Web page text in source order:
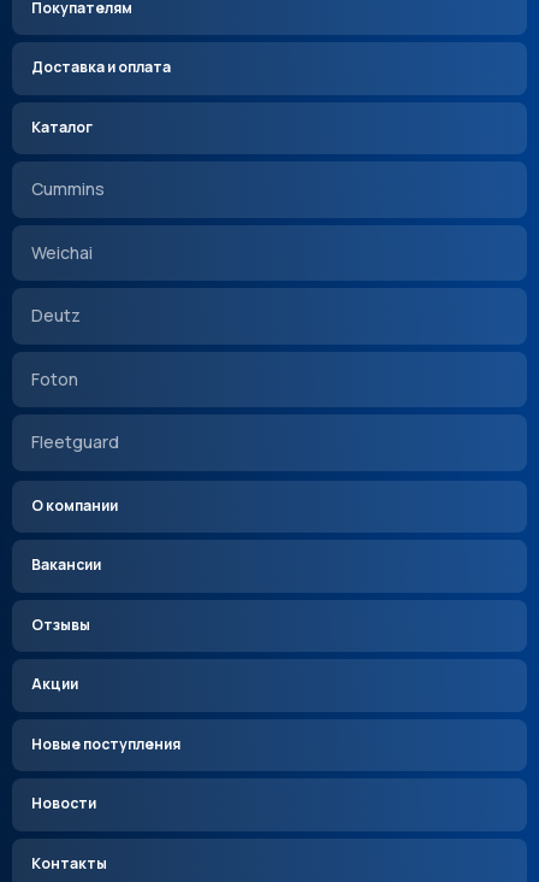
Покупателям
Доставка и оплата
Каталог
Cummins
Weichai
Deutz
Foton
Fleetguard
О компании
Вакансии
Отзывы
Акции
Новые поступления
Новости
Контакты